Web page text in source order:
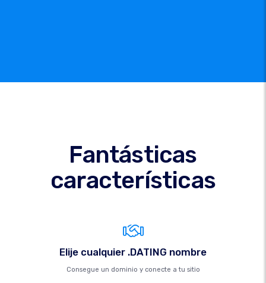
Fantásticas
características
Elije cualquier .DATING nombre
Consegue un dominio y conecte a tu sitio